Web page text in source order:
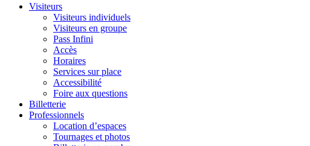
Visiteurs
Visiteurs individuels
Visiteurs en groupe
Pass Infini
Accès
Horaires
Services sur place
Accessibilité
Foire aux questions
Billetterie
Professionnels
Location d’espaces
Tournages et photos